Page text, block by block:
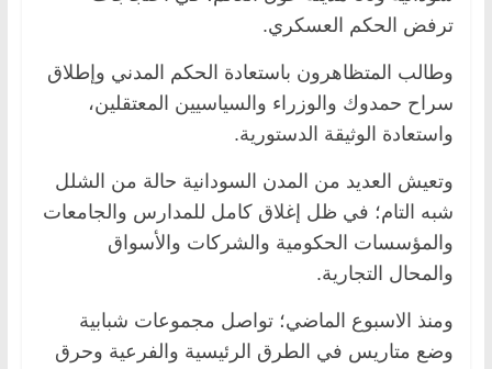
ترفض الحكم العسكري.
وطالب المتظاهرون باستعادة الحكم المدني وإطلاق
سراح حمدوك والوزراء والسياسيين المعتقلين،
واستعادة الوثيقة الدستورية.
وتعيش العديد من المدن السودانية حالة من الشلل
شبه التام؛ في ظل إغلاق كامل للمدارس والجامعات
والمؤسسات الحكومية والشركات والأسواق
والمحال التجارية.
ومنذ الاسبوع الماضي؛ تواصل مجموعات شبابية
وضع متاريس في الطرق الرئيسية والفرعية وحرق